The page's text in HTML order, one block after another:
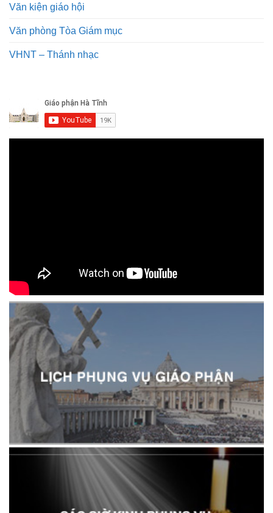
Văn kiện giáo hội
Văn phòng Tòa Giám mục
VHNT – Thánh nhạc